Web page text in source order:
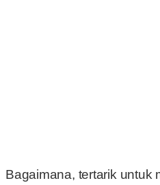
Bagaimana, tertarik untuk